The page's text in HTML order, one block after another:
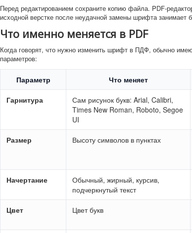
Перед редактированием сохраните копию файла. PDF-
исходной верстке после неудачной замены шрифта занимает
Что именно меняется в PDF
Когда говорят, что нужно изменить шрифт в ПДФ, обычно
параметров:
Параметр Что меняет
Гарнитура
Сам рисунок букв: Arial, Calibri,
Times New Roman, Roboto, Segoe
UI
Размер Высоту символов в пунктах
Начертание
Обычный, жирный, курсив,
подчеркнутый текст
Цвет Цвет букв